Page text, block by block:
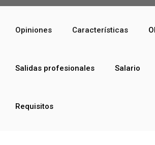
Opiniones Características
Salidas profesionales Salario
Requisitos